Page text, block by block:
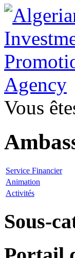
Vous
Service Financier
Animation
Activités
Sous-